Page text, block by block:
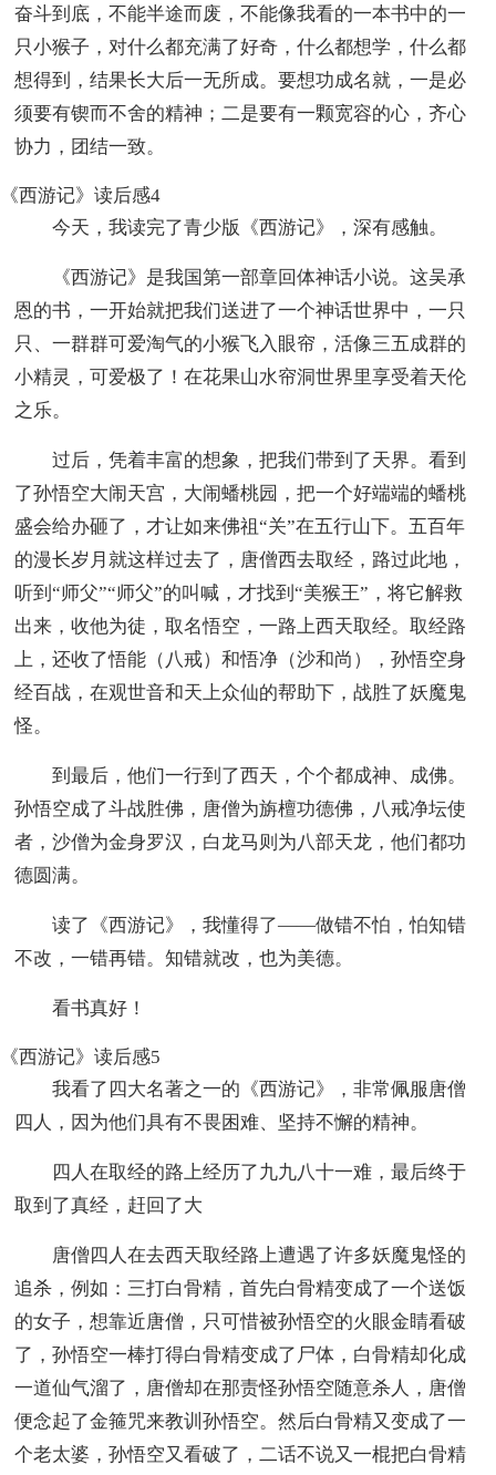
奋斗到底，不能半途而废，不能像我看的一本书中的一
只小猴子，对什么都充满了好奇，什么都想学，什么都
想得到，结果长大后一无所成。要想功成名就，一是必
须要有锲而不舍的精神；二是要有一颗宽容的心，齐心
协力，团结一致。
《西游记》读后感4
今天，我读完了青少版《西游记》，深有感触。
《西游记》是我国第一部章回体神话小说。这吴承
恩的书，一开始就把我们送进了一个神话世界中，一只
只、一群群可爱淘气的小猴飞入眼帘，活像三五成群的
小精灵，可爱极了！在花果山水帘洞世界里享受着天伦
之乐。
过后，凭着丰富的想象，把我们带到了天界。看到
了孙悟空大闹天宫，大闹蟠桃园，把一个好端端的蟠桃
盛会给办砸了，才让如来佛祖“关”在五行山下。五百年
的漫长岁月就这样过去了，唐僧西去取经，路过此地，
听到“师父”“师父”的叫喊，才找到“美猴王”，将它解救
出来，收他为徒，取名悟空，一路上西天取经。取经路
上，还收了悟能（八戒）和悟净（沙和尚），孙悟空身
经百战，在观世音和天上众仙的帮助下，战胜了妖魔鬼
怪。
到最后，他们一行到了西天，个个都成神、成佛。
孙悟空成了斗战胜佛，唐僧为旃檀功德佛，八戒净坛使
者，沙僧为金身罗汉，白龙马则为八部天龙，他们都功
德圆满。
读了《西游记》，我懂得了——做错不怕，怕知错
不改，一错再错。知错就改，也为美德。
看书真好！
《西游记》读后感5
我看了四大名著之一的《西游记》，非常佩服唐僧
四人，因为他们具有不畏困难、坚持不懈的精神。
四人在取经的路上经历了九九八十一难，最后终于
取到了真经，赶回了大
唐僧四人在去西天取经路上遭遇了许多妖魔鬼怪的
追杀，例如：三打白骨精，首先白骨精变成了一个送饭
的女子，想靠近唐僧，只可惜被孙悟空的火眼金睛看破
了，孙悟空一棒打得白骨精变成了尸体，白骨精却化成
一道仙气溜了，唐僧却在那责怪孙悟空随意杀人，唐僧
便念起了金箍咒来教训孙悟空。然后白骨精又变成了一
个老太婆，孙悟空又看破了，二话不说又一棍把白骨精